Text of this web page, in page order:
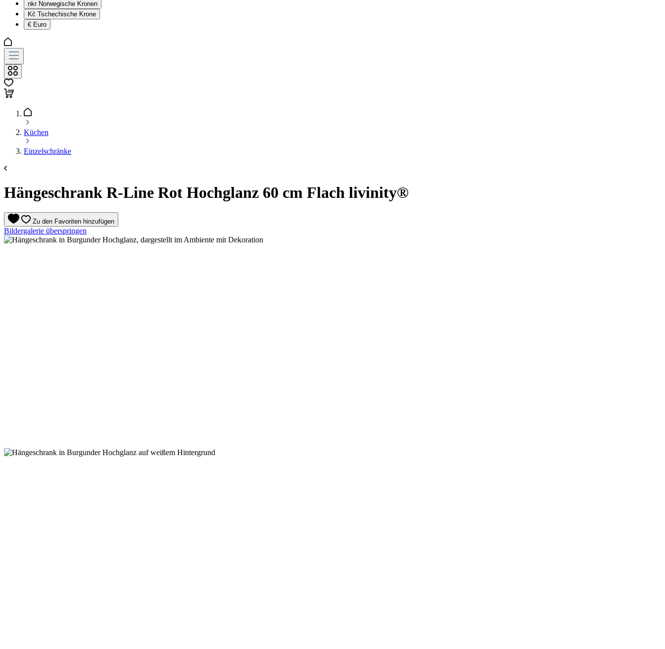
nkr Norwegische Kronen
Kč Tschechische Krone
€ Euro
Küchen
Einzelschränke
Hängeschrank R-Line Rot Hochglanz 60 cm Flach livinity®
Zu den Favoriten hinzufügen
Bildergalerie überspringen